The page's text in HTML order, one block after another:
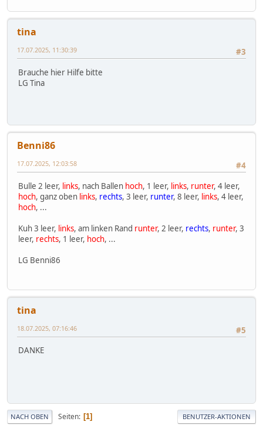
tina
#3
17.07.2025, 11:30:39
Brauche hier Hilfe bitte
LG Tina
Benni86
#4
17.07.2025, 12:03:58
Bulle 2 leer, links, nach Ballen hoch, 1 leer, links, runter, 4 leer,
hoch, ganz oben links, rechts, 3 leer, runter, 8 leer, links, 4 leer,
hoch, ...
Kuh 3 leer, links, am linken Rand runter, 2 leer, rechts, runter, 3
leer, rechts, 1 leer, hoch, ...
LG Benni86
tina
#5
18.07.2025, 07:16:46
DANKE
NACH OBEN Seiten 1 BENUTZER-AKTIONEN